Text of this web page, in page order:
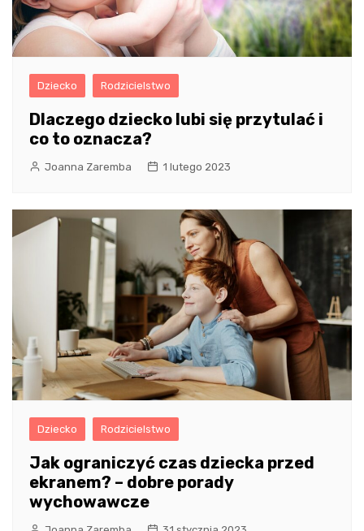
Dziecko Rodzicielstwo
Dlaczego dziecko lubi się przytulać i
co to oznacza?
Joanna Zaremba 1 lutego 2023
Dziecko Rodzicielstwo
Jak ograniczyć czas dziecka przed
ekranem? – dobre porady
wychowawcze